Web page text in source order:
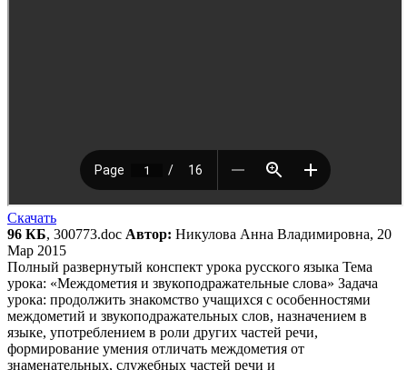
Скачать
96 КБ, 300773.doc Автор: Никулова Анна Владимировна, 20
Мар 2015
Полный развернутый конспект урока русского языка Тема
урока: «Междометия и звукоподражательные слова» Задача
урока: продолжить знакомство учащихся с особенностями
междометий и звукоподражательных слов, назначением в
языке, употреблением в роли других частей речи,
формирование умения отличать междометия от
знаменательных, служебных частей речи и